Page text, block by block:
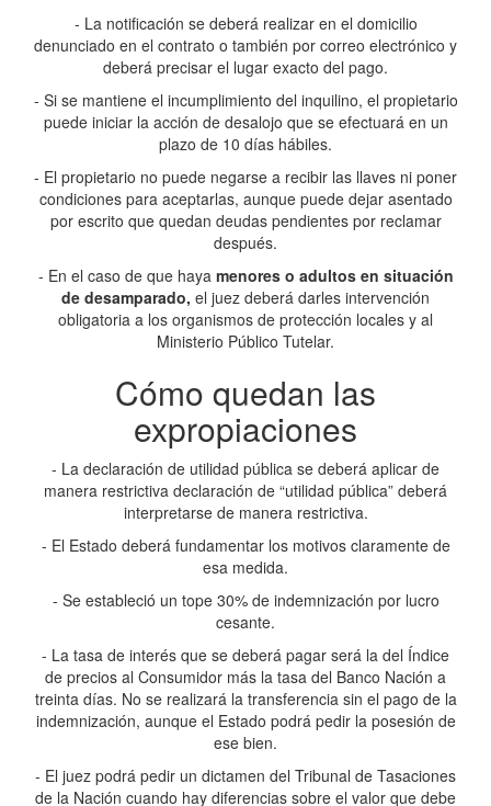
- La notificación se deberá realizar en el domicilio
denunciado en el contrato o también por correo electrónico y
deberá precisar el lugar exacto del pago.
- Si se mantiene el incumplimiento del inquilino, el propietario
puede iniciar la acción de desalojo que se efectuará en un
plazo de 10 días hábiles.
- El propietario no puede negarse a recibir las llaves ni poner
condiciones para aceptarlas, aunque puede dejar asentado
por escrito que quedan deudas pendientes por reclamar
después.
- En el caso de que haya menores o adultos en situación
de desamparado, el juez deberá darles intervención
obligatoria a los organismos de protección locales y al
Ministerio Público Tutelar.
Cómo quedan las
expropiaciones
- La declaración de utilidad pública se deberá aplicar de
manera restrictiva declaración de “utilidad pública” deberá
interpretarse de manera restrictiva.
- El Estado deberá fundamentar los motivos claramente de
esa medida.
- Se estableció un tope 30% de indemnización por lucro
cesante.
- La tasa de interés que se deberá pagar será la del Índice
de precios al Consumidor más la tasa del Banco Nación a
treinta días. No se realizará la transferencia sin el pago de la
indemnización, aunque el Estado podrá pedir la posesión de
ese bien.
- El juez podrá pedir un dictamen del Tribunal de Tasaciones
de la Nación cuando hay diferencias sobre el valor que debe